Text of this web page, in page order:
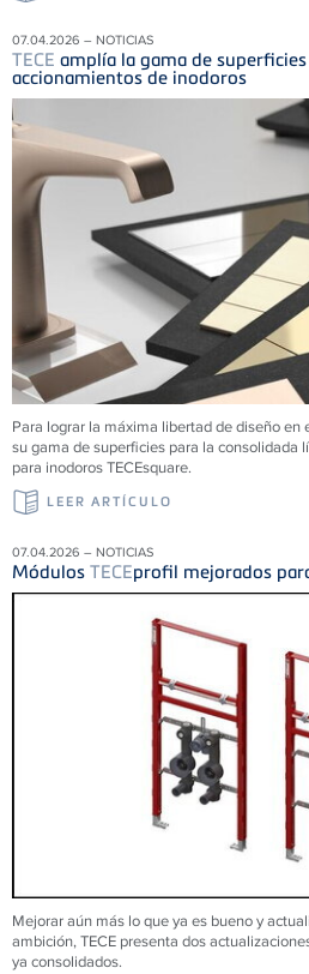
07.04.2026 – NOTICIAS
TECE amplía la gama de
accionamientos de inodoros
Para lograr la máxima libertad de diseño en
su gama de superficies para la consolidada
para inodoros TECEsquare.
LEER ARTÍCULO
07.04.2026 – NOTICIAS
Módulos TECEprofil mejorados
Mejorar aún más lo que ya es bueno y
ambición, TECE presenta dos
ya consolidados.